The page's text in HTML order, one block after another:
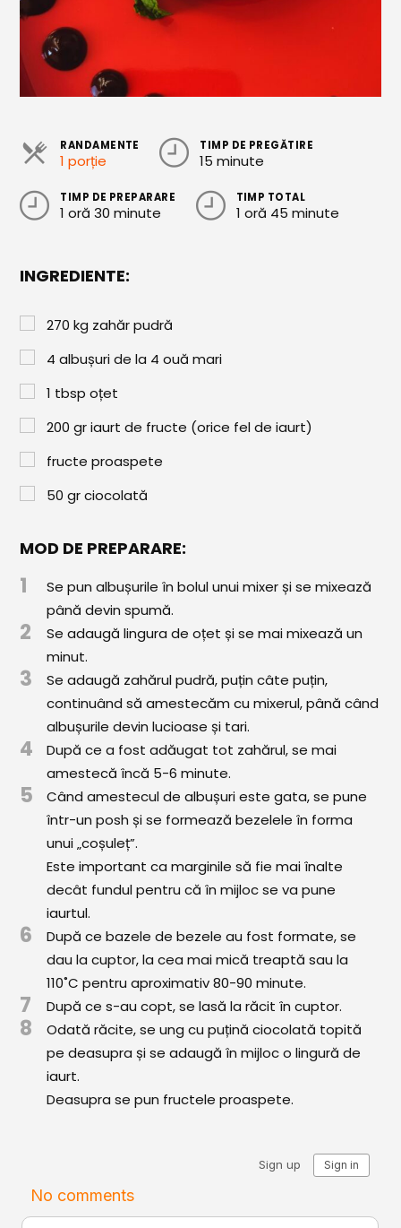
Cheesecake
Cozonaci
Deserturi Sănătoase
Prăjituri
Conserve
Sirop / Compot
Sosuri și Condimente
Garnituri
Pâine
Paste & Risotto
Patiserie
Aluaturi Dulci
Rețete cu Carne
Rețete Vegetariene
Salate
Sandwichuri și Wraps
Supe și Ciorbe
Rețete Video
Comunitatea
iCooking
Librărie
Adaugă o rețetă
Cum adăugăm o rețetă
Regulament de postare
CONCURS
RANDAMENTE
1 porție
TIMP DE PREGĂTIRE
15 minute
TIMP DE PREPARARE
1 oră 30 minute
TIMP TOTAL
1 oră 45 minute
INGREDIENTE:
270 kg zahăr pudră
4 albușuri de la 4 ouă mari
1 tbsp oțet
200 gr iaurt de fructe (orice fel de iaurt)
fructe proaspete
50 gr ciocolată
MOD DE PREPARARE:
1
Se pun albușurile în bolul unui mixer și se mixează
până devin spumă.
2
Se adaugă lingura de oțet și se mai mixează un
minut.
3
Se adaugă zahărul pudră, puțin câte puțin,
continuând să amestecăm cu mixerul, până când
albușurile devin lucioase și tari.
4
După ce a fost adăugat tot zahărul, se mai
amestecă încă 5-6 minute.
5
Când amestecul de albușuri este gata, se pune
într-un posh și se formează bezelele în forma
unui „coșuleț”.
Este important ca marginile să fie mai înalte
decât fundul pentru că în mijloc se va pune
iaurtul.
6
După ce bazele de bezele au fost formate, se
dau la cuptor, la cea mai mică treaptă sau la
110˚C pentru aproximativ 80-90 minute.
7 După ce s-au copt, se lasă la răcit în cuptor.
8
Odată răcite, se ung cu puțină ciocolată topită
pe deasupra și se adaugă în mijloc o lingură de
iaurt.
Deasupra se pun fructele proaspete.